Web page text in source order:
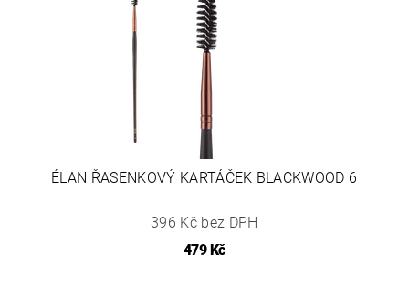
ÉLAN ŘASENKOVÝ KARTÁČEK BLACKWOOD 6
396 Kč bez DPH
479 Kč